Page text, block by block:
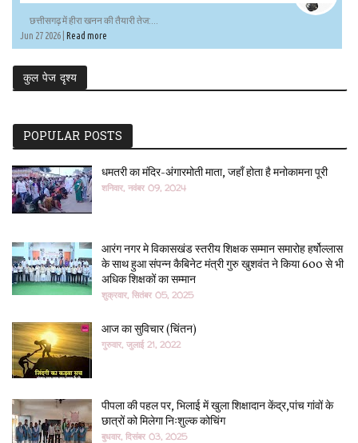
छत्तीसगढ़ में हीरा खनन की तैयारी तेज:...
Jun 27 2026 | Read more
कुल पेज दृश्य
POPULAR POSTS
धमतरी का मंदिर-अंगारमोती माता, जहाँ होता है मनोकामना पूरी
शनिवार, नवंबर 09, 2024
आरंग नगर मे विकासखंड स्तरीय शिक्षक सम्मान समारोह हर्षोल्लास
के साथ हुआ संपन्न कैबिनेट मंत्री गुरु खुशवंत ने किया 600 से भी
अधिक शिक्षकों का सम्मान
शुक्रवार, सितंबर 05, 2025
आज का सुविचार (चिंतन)
गुरुवार, जुलाई 21, 2022
पीपला की पहल पर, भिलाई में खुला शिक्षादान केंद्र,पांच गांवों के
छात्रों को मिलेगा निःशुल्क कोचिंग
बुधवार, दिसंबर 03, 2025